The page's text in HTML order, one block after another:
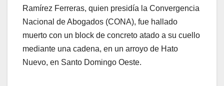
Ramírez Ferreras, quien presidía la Convergencia
Nacional de Abogados (CONA), fue hallado
muerto con un block de concreto atado a su cuello
mediante una cadena, en un arroyo de Hato
Nuevo, en Santo Domingo Oeste.